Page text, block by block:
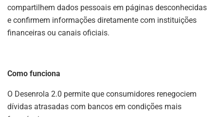
compartilhem dados pessoais em páginas desconhecidas
e confirmem informações diretamente com instituições
financeiras ou canais oficiais.
Como funciona
O Desenrola 2.0 permite que consumidores renegociem
dívidas atrasadas com bancos em condições mais